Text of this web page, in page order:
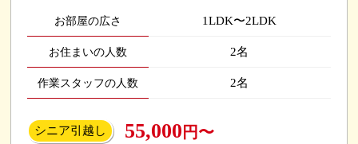
お部屋の広さ 1LDK〜2LDK
お住まいの人数 2名
作業スタッフの人数 2名
シニア引越し 55,000 円〜